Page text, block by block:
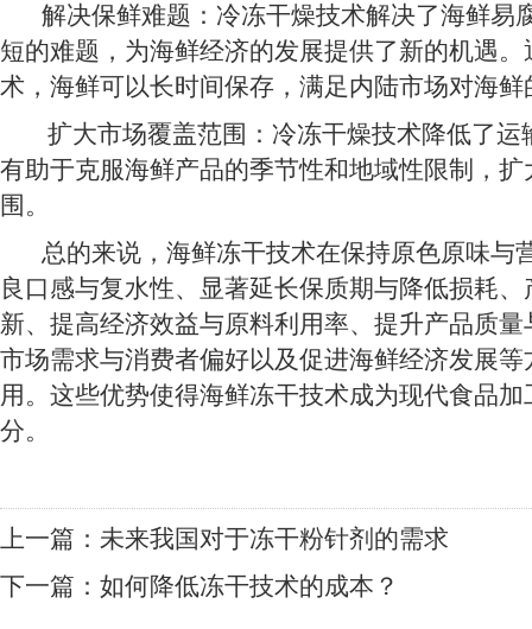
解决保鲜难题：冷冻干燥技术解决了海鲜易
短的难题，为海鲜经济的发展提供了新的机遇
术，海鲜可以长时间保存，满足内陆市场对海鲜
扩大市场覆盖范围：冷冻干燥技术降低了运
有助于克服海鲜产品的季节性和地域性限制，扩
围。
总的来说，海鲜冻干技术在保持原色原味与
良口感与复水性、显著延长保质期与降低损耗
新、提高经济效益与原料利用率、提升产品质
市场需求与消费者偏好以及促进海鲜经济发展
用。这些优势使得海鲜冻干技术成为现代食品
分。
上一篇： 未来我国对于冻干粉针剂的需求
下一篇： 如何降低冻干技术的成本？